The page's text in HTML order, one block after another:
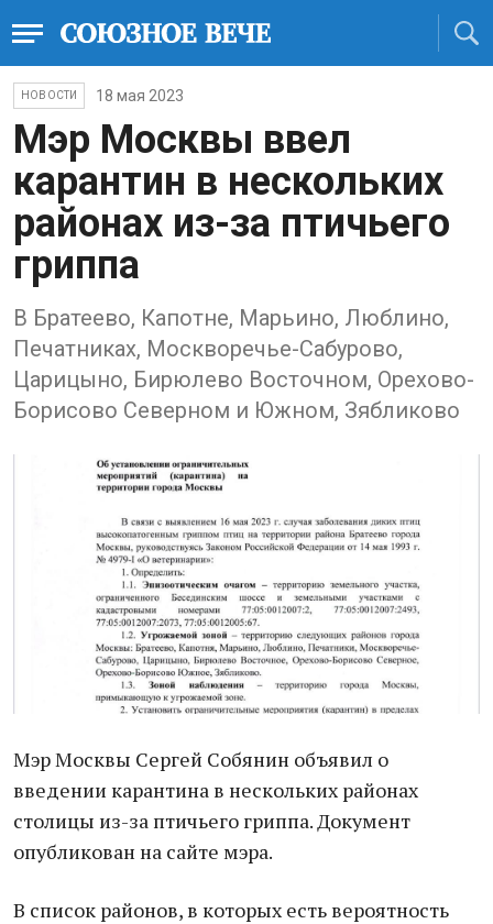
НОВОСТИ 18 мая 2023
Мэр Москвы ввел
карантин в нескольких
районах из-за птичьего
гриппа
В Братеево, Капотне, Марьино, Люблино,
Печатниках, Москворечье-Сабурово,
Царицыно, Бирюлево Восточном, Орехово-
Борисово Северном и Южном, Зябликово
Мэр Москвы Сергей Собянин объявил о
введении карантина в нескольких районах
столицы из-за птичьего гриппа. Документ
опубликован на сайте мэра.
В список районов, в которых есть вероятность